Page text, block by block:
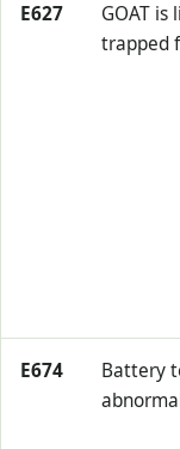
E627
GOAT is
trapped
E674
Battery